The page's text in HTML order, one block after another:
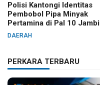
Polisi Kantongi Identitas
Pembobol Pipa Minyak
Pertamina di Pal 10 Jambi
DAERAH
PERKARA TERBARU